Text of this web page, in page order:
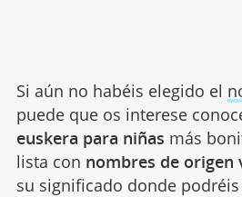
Si aún no habéis elegido el
puede que os interese
euskera para niñas más
lista con nombres de origen
su significado donde